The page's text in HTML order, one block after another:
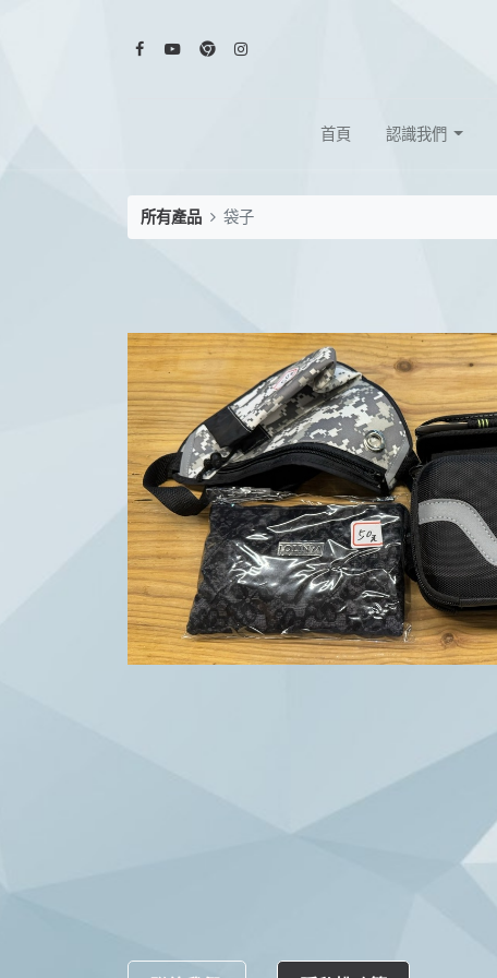
首頁 認識我們
所有產品 袋子